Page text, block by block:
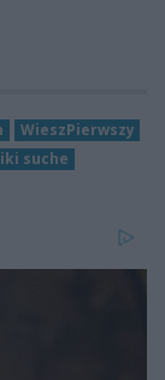
WieszPierwszy
suche